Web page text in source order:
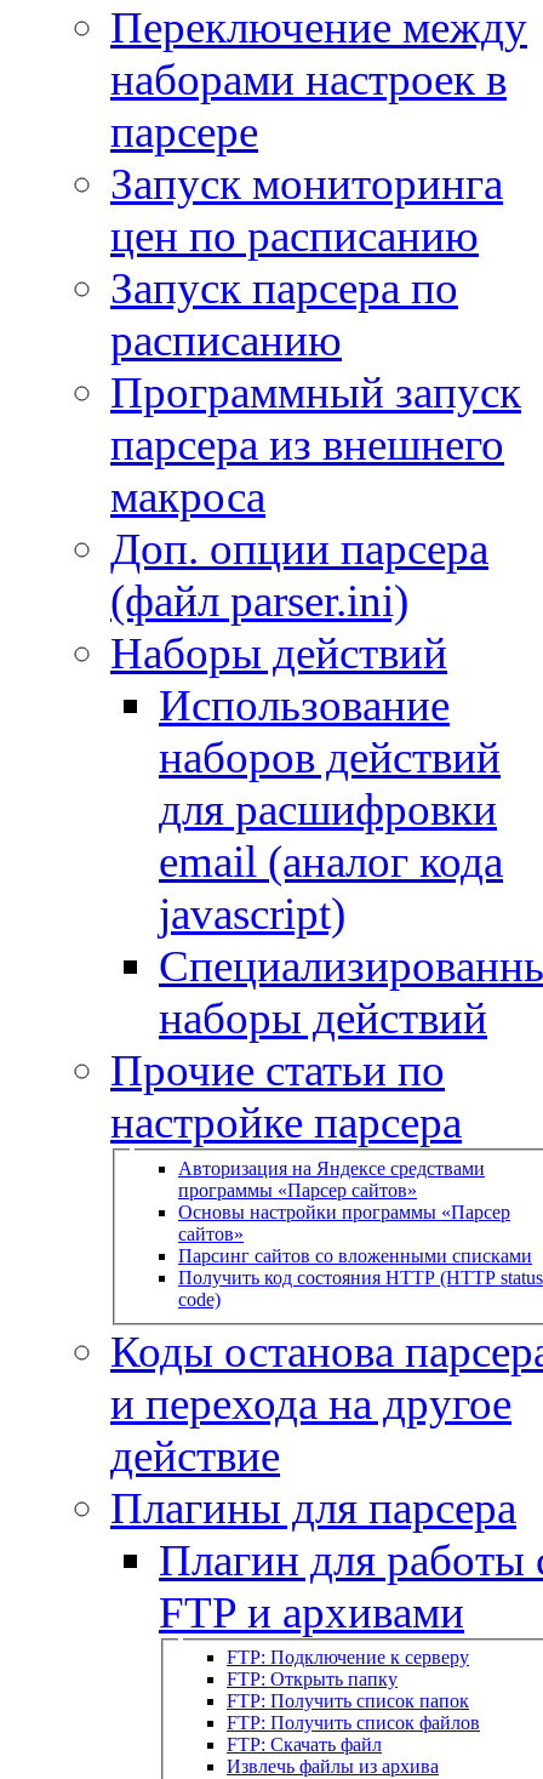
Переключение между
наборами настроек в
парсере
Запуск мониторинга
цен по расписанию
Запуск парсера по
расписанию
Программный запуск
парсера из внешнего
макроса
Доп. опции парсера
(файл parser.ini)
Наборы действий
Использование
наборов действий
для расшифровки
email (аналог кода
javascript)
наборы действий
Прочие статьи по
настройке парсера
Авторизация на Яндексе средствами
программы «Парсер сайтов»
Основы настройки программы «Парсер
сайтов»
Парсинг сайтов со вложенными списками
Получить код состояния HTTP (HTTP status
code)
Коды останова
и перехода на другое
действие
Плагины для парсера
Плагин для работы
FTP и архивами
FTP: Подключение к серверу
FTP: Открыть папку
FTP: Получить список папок
FTP: Получить список файлов
FTP: Скачать файл
Извлечь файлы из архива